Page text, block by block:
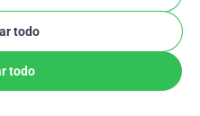
500 reseñas
todo
todo